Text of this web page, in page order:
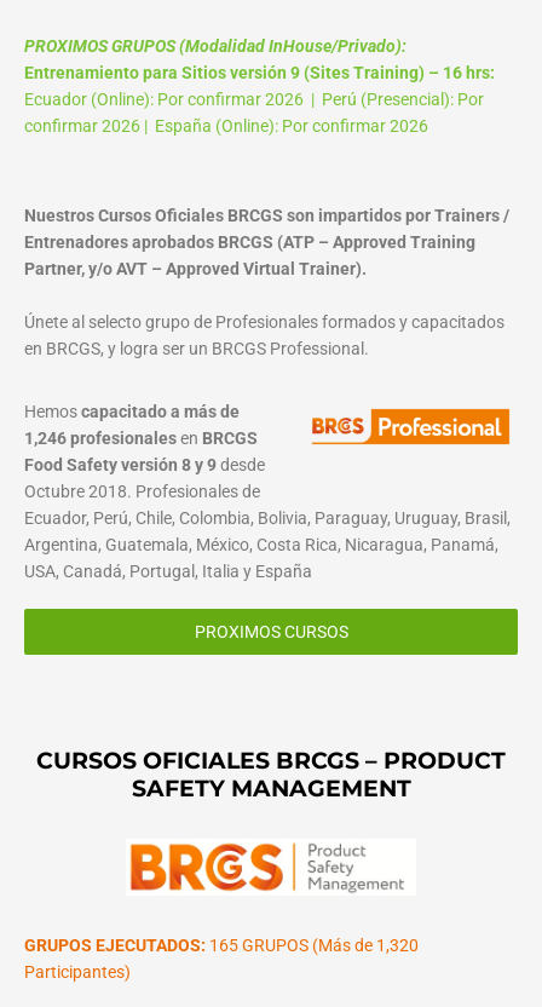
PROXIMOS GRUPOS (Modalidad InHouse/Privado):
Entrenamiento para Sitios versión 9 (Sites Training) – 16 hrs:
Ecuador (Online): Por confirmar 2026 | Perú (Presencial): Por
confirmar 2026 | España (Online): Por confirmar 2026
Nuestros Cursos Oficiales BRCGS son impartidos por Trainers /
Entrenadores aprobados BRCGS (ATP – Approved Training
Partner, y/o AVT – Approved Virtual Trainer).
Únete al selecto grupo de Profesionales formados y capacitados
en BRCGS, y logra ser un BRCGS Professional.
Hemoscapacitado a más de
1,246 profesionalesen BRCGS
Food Safety versión 8 y 9desde
Octubre 2018. Profesionales de
Ecuador, Perú, Chile, Colombia, Bolivia, Paraguay, Uruguay, Brasil,
Argentina, Guatemala, México, Costa Rica, Nicaragua, Panamá,
USA, Canadá, Portugal, Italia y España
PROXIMOS CURSOS
CURSOS OFICIALES BRCGS – PRODUCT
SAFETY MANAGEMENT
GRUPOS EJECUTADOS: 165 GRUPOS (Más de 1,320
Participantes)